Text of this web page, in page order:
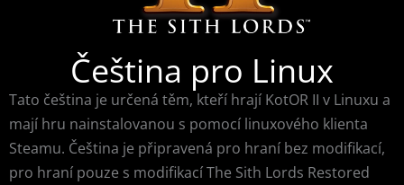
Čeština pro Linux
Tato čeština je určená těm, kteří hrají KotOR II v Linuxu a
mají hru nainstalovanou s pomocí linuxového klienta
Steamu. Čeština je připravená pro hraní bez modifikací,
pro hraní pouze s modifikací The Sith Lords Restored